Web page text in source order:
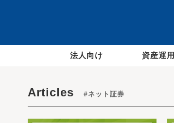
法人向け 資産運用
Articles #ネット証券